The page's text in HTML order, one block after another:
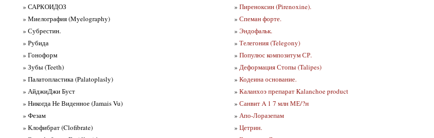
» САРКОИДОЗ
» Миелография (Myelography)
» Субрестин.
» Рубида
» Гоноформ
» Зубы (Teeth)
» Палатопластика (Palatoplasly)
» АйджиДжи Буст
» Никогда Не Виденное (Jamais Vu)
» Фезам
» Клофибрат (Clofibrate)
» Пиреноксин (Pirenoxine).
» Спеман форте.
» Эндофальк.
» Телегония (Telegony)
» Популюс композитум СР.
» Деформация Стопы (Talipes)
» Кодеина основание.
» Каланхоэ препарат Kalanchoe product
» Санвит A 1 7 млн МЕ/?н
» Апо-Лоразепам
» Цетрин.